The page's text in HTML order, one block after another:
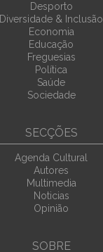
Desporto
Diversidade & Inclusão
Economia
Educação
Freguesias
Política
Saúde
Sociedade
SECÇÕES
Agenda Cultural
Autores
Multimedia
Noticias
Opinião
SOBRE